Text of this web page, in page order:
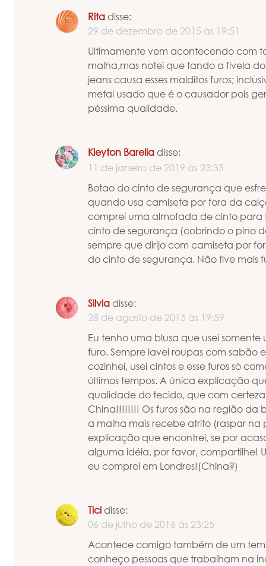
Rita disse:
29 de dezembro de 2015 às 19:51
Ultimamente vem acontecendo com
malha,mas notei que tando a fivela
jeans causa esses malditos furos;
metal usado que é o causador pois
péssima qualidade.
Kleyton Barella disse:
11 de janeiro de 2019 às 23:35
Botao do cinto de segurança que
quando usa camiseta por fora da
comprei uma almofada de cinto para
cinto de segurança (cobrindo o pino
sempre que dirijo com camiseta por
do cinto de segurança. Não tive mais
Silvia disse:
28 de agosto de 2015 às 19:59
Eu tenho uma blusa que usei somente
furo. Sempre lavei roupas com sabão
cozinhei, usei cintos e esse furos só
últimos tempos. A única explicação
qualidade do tecido, que com
China!!!!!!!! Os furos são na região da
a malha mais recebe atrito (raspar na
explicação que encontrei, se por
alguma idéia, por favor, compartilhe!
eu comprei em Londres!(China?)
Ticidisse:
06 de julho de 2016 às 23:25
Acontece comigo também de um
conheço pessoas que trabalham na